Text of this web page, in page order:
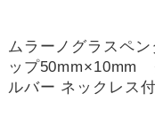
ムラーノグラスペ
ップ50mm×10mm
ルバー ネックレス